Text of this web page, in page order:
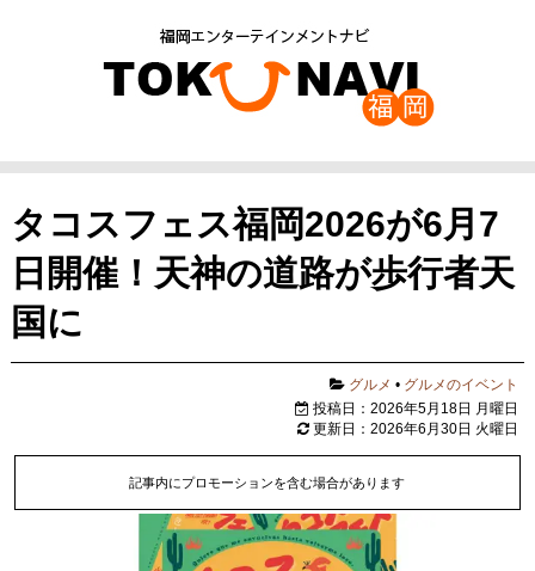
タコスフェス福岡2026が6月7
日開催！天神の道路が歩行者天
国に
グルメ • グルメのイベント
投稿日：2026年5月18日 月曜日
更新日：2026年6月30日 火曜日
記事内にプロモーションを含む場合があります